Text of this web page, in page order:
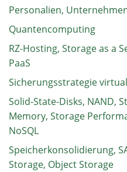
Personalien,
Quantencomputing
RZ-Hosting, Storage as a
PaaS
Sicherungsstrategie
Solid-State-Disks, NAND,
Memory, Storage
NoSQL
Speicherkonsolidierung,
Storage, Object Storage